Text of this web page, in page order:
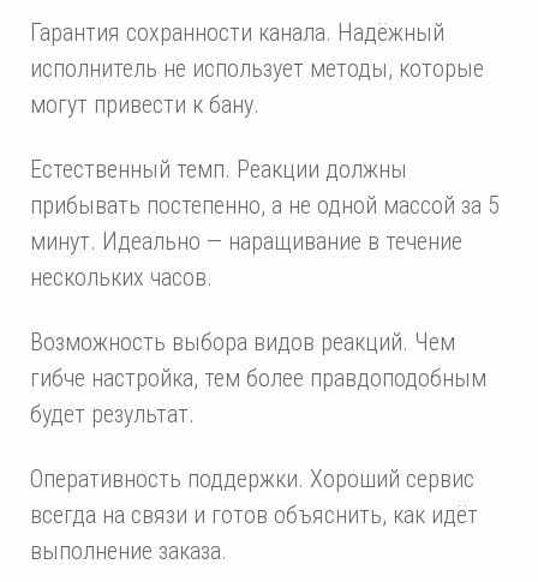
Гарантия сохранности канала. Надёжный
исполнитель не использует методы, которые
могут привести к бану.
Естественный темп. Реакции должны
прибывать постепенно, а не одной массой за 5
минут. Идеально — наращивание в течение
нескольких часов.
Возможность выбора видов реакций. Чем
гибче настройка, тем более правдоподобным
будет результат.
Оперативность поддержки. Хороший сервис
всегда на связи и готов объяснить, как идёт
выполнение заказа.